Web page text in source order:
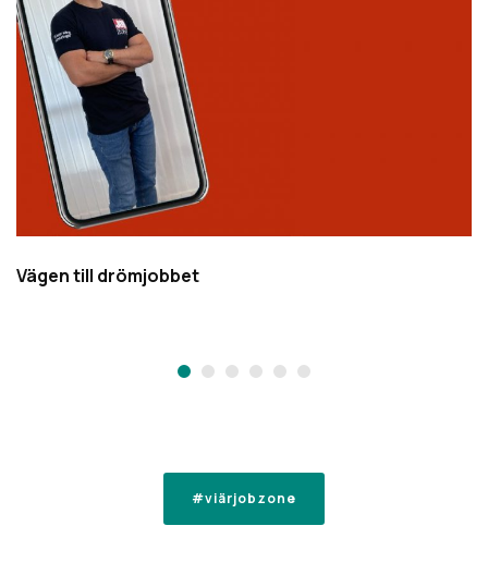
Ett flexibelt och roligt extrajobb
#viärjobzone